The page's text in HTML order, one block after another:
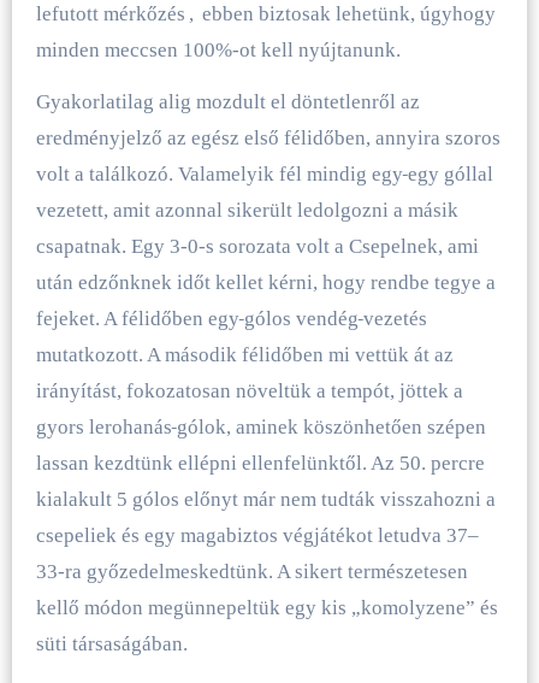
lefutott mérkőzés , ebben biztosak lehetünk, úgyhogy
minden meccsen 100%-ot kell nyújtanunk.
Gyakorlatilag alig mozdult el döntetlenről az
eredményjelző az egész első félidőben, annyira szoros
volt a találkozó. Valamelyik fél mindig egy egy góllal
vezetett, amit azonnal sikerült ledolgozni a másik
csapatnak. Egy 3-0-s sorozata volt a Csepelnek, ami
után edzőnknek időt kellet kérni, hogy rendbe tegye a
fejeket. A félidőben egy gólos vendég vezetés
mutatkozott. A második félidőben mi vettük át az
irányítást, fokozatosan növeltük a tempót, jöttek a
gyors lerohanás gólok, aminek köszönhetően szépen
lassan kezdtünk ellépni ellenfelünktől. Az 50. percre
kialakult 5 gólos előnyt már nem tudták visszahozni a
csepeliek és egy magabiztos végjátékot letudva 37–
33-ra győzedelmeskedtünk. A sikert természetesen
kellő módon megünnepeltük egy kis „komolyzene” és
süti társaságában.